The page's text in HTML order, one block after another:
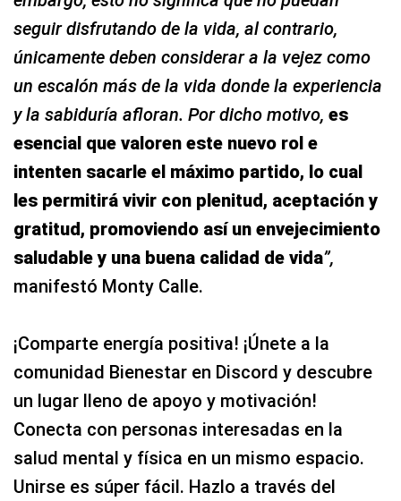
seguir disfrutando de la vida, al contrario,
únicamente deben considerar a la vejez como
un escalón más de la vida donde la experiencia
y la sabiduría afloran. Por dicho motivo, es
esencial que valoren este nuevo rol e
intenten sacarle el máximo partido, lo cual
les permitirá vivir con plenitud, aceptación y
gratitud, promoviendo así un envejecimiento
saludable y una buena calidad de vida”,
manifestó Monty Calle.
¡Comparte energía positiva! ¡Únete a la
comunidad Bienestar en Discord y descubre
un lugar lleno de apoyo y motivación!
Conecta con personas interesadas en la
salud mental y física en un mismo espacio.
Unirse es súper fácil. Hazlo a través del